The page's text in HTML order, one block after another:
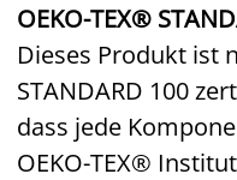
OEKO-TEX®
Dieses Produkt ist
STANDARD 100
dass jede
OEKO-TEX®